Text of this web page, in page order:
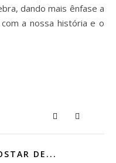
dando mais ênfase a
a nossa história e o
DE...